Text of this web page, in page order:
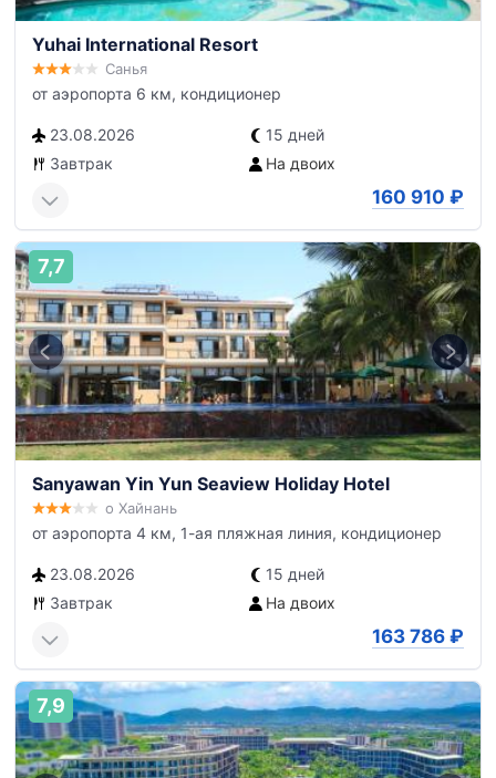
Yuhai International Resort
Санья
от аэропорта 6 км, кондиционер
23.08.2026
15 дней
Завтрак
На двоих
160 910 ₽
7,7
Sanyawan Yin Yun Seaview Holiday Hotel
о Хайнань
от аэропорта 4 км, 1-ая пляжная линия, кондиционер
23.08.2026
15 дней
Завтрак
На двоих
163 786 ₽
7,9